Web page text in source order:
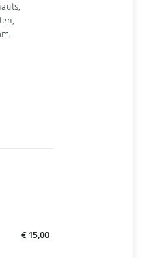
€ 15,00